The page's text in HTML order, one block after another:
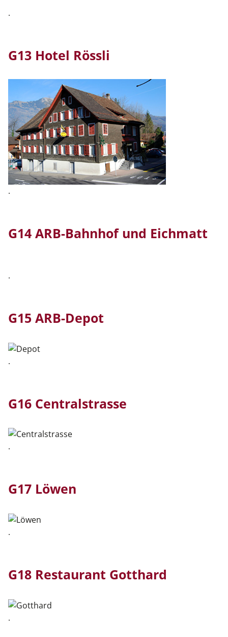
.
G13 Hotel Rössli
.
G14 ARB-Bahnhof und Eichmatt
.
G15 ARB-Depot
.
G16 Centralstrasse
.
G17 Löwen
.
G18 Restaurant Gotthard
.